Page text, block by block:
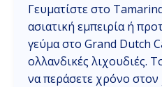
Γευματίστε στο
ασιατική εμπειρία ή
γεύμα στο Grand Dutch
ολλανδικές λιχουδιές.
να περάσετε χρόνο